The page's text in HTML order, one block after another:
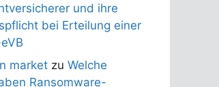
und ihre
bei Erteilung einer
market zu Welche
Ransomware-